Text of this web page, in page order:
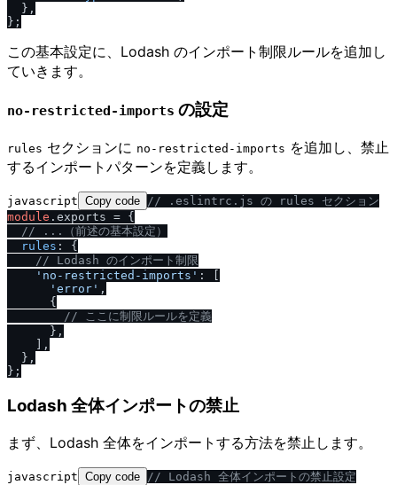
  },
この基本設定に、Lodash のインポート制限ルールを追加し
ていきます。
no-restricted-imports の設定
rules セクションに no-restricted-imports を追加し、禁止
するインポートパターンを定義します。
javascript Copy code / / .eslintrc.js の rules セクション
module . exports = {
/ / ...（前述の基本設定）
rules : {
/ / Lodash のインポート制限
'no-restricted-imports' : [
'error' ,
      {
/ / ここに制限ルールを定義
      },
    ],
  },
Lodash 全体インポートの禁止
まず、Lodash 全体をインポートする方法を禁止します。
javascript Copy code // Lodash 全体インポートの禁止設定